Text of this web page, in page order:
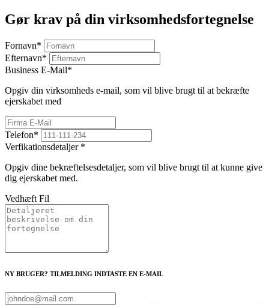
Gør krav på din virksomhedsfortegnelse
Fornavn*
Efternavn*
Business E-Mail*
Opgiv din virksomheds e-mail, som vil blive brugt til at bekræfte
ejerskabet med
Telefon*
Verfikationsdetaljer *
Opgiv dine bekræftelsesdetaljer, som vil blive brugt til at kunne give
dig ejerskabet med.
Vedhæft Fil
NY BRUGER? TILMELDING INDTASTE EN E-MAIL